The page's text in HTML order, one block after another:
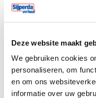
Deze website maakt
We gebruiken cookies
personaliseren, om
en om ons
informatie over uw
Subtotaal
Verzekering 8%